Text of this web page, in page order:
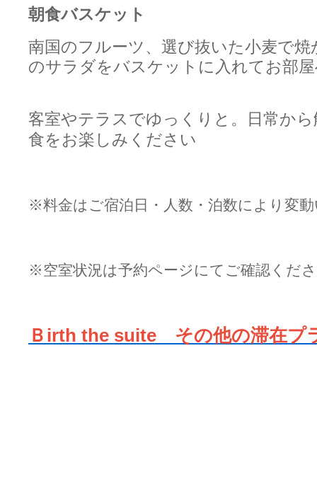
朝食バスケット
南国のフルーツ、選び抜いた小麦で
のサラダをバスケットに入れてお部
客室やテラスでゆっくりと。日常か
食をお楽しみください
※料金はご宿泊日・人数・泊数により変
※空室状況は予約ページにてご確認くだ
Ｂirth the suite その他の滞在プ